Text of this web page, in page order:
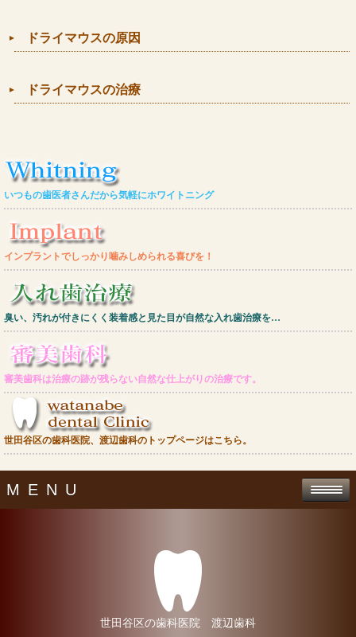
ドライマウスの原因
ドライマウスの治療
いつもの歯医者さんだから気軽にホワイトニング
インプラントでしっかり噛みしめられる喜びを！
臭い、汚れが付きにくく装着感と見た目が自然な入れ歯治療を…
審美歯科は治療の跡が残らない自然な仕上がりの治療です。
世田谷区の歯科医院、渡辺歯科のトップページはこちら。
MENU
世田谷区の歯科医院 渡辺歯科